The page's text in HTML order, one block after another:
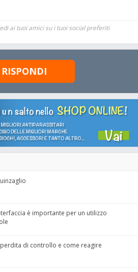
ai tuoi amici su i tuoi social preferiti
RISPONDI
è importante per un utilizzo
perdita di controllo e come reagire